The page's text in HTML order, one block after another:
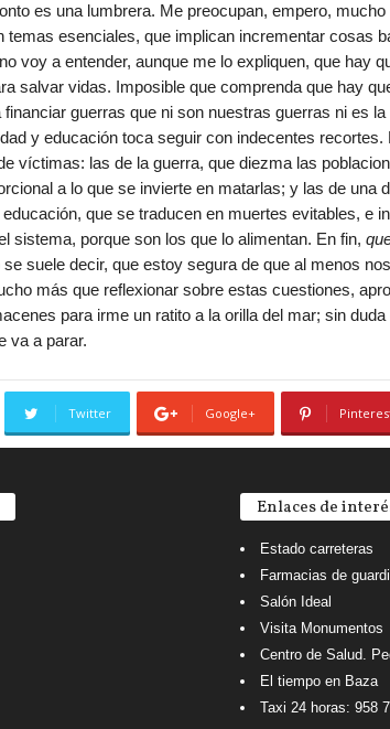
es una lumbrera. Me preocupan, empero,
temas esenciales, que implican incrementar cosas
voy a entender, aunque me lo expliquen, que hay
salvar vidas. Imposible que comprenda que hay
guerras que ni son nuestras guerras ni es
y educación toca seguir con indecentes
víctimas: las de la guerra, que diezma las
a lo que se invierte en matarlas; y las de una
que se traducen en muertes evitables, e
sistema, porque son los que lo alimentan. En fin,
se suele decir, que estoy segura de que al menos
más que reflexionar sobre estas cuestiones,
para irme un ratito a la orilla del mar; sin
va a parar.
Twitter Google+
Enlaces de
Estado carreteras
Farmacias de
Salón Ideal
Visita Monumentos
Centro de Salud.
El tiempo en Baza
Taxi 24 horas: 958